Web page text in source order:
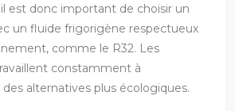
est donc important de choisir un
un fluide frigorigène respectueux
comme le R32. Les
constamment à
alternatives plus écologiques.